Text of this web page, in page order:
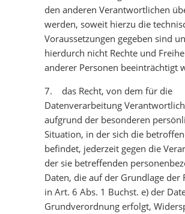
den anderen Verantwortlichen
werden, soweit hierzu die
Voraussetzungen gegeben sind
hierdurch nicht Rechte und
anderer Personen beeinträchtigt
7. das Recht, von dem für die
Datenverarbeitung
aufgrund der besonderen
Situation, in der sich die
befindet, jederzeit gegen die
der sie betreffenden
Daten, die auf der Grundlage der
in Art. 6 Abs. 1 Buchst. e) der
Grundverordnung erfolgt,